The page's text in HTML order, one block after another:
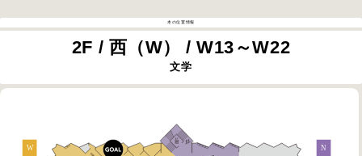
本の位置情報
2F / 西（W） / W13～W22
文学